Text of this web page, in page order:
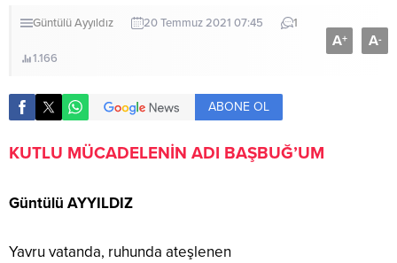
Güntülü Ayyıldız 20 Temmuz 2021 07:45 1
1.166
A+ A-
ABONE OL
KUTLU MÜCADELENİN ADI BAŞBUĞ’UM
Güntülü AYYILDIZ
Yavru vatanda, ruhunda ateşlenen